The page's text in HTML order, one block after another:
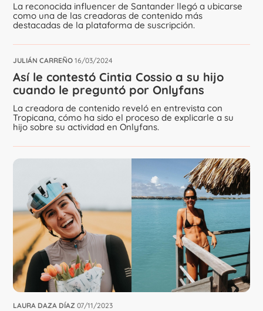
La reconocida influencer de Santander llegó a ubicarse
como una de las creadoras de contenido más
destacadas de la plataforma de suscripción.
JULIÁN CARREÑO 16/03/2024
Así le contestó Cintia Cossio a su hijo
cuando le preguntó por Onlyfans
La creadora de contenido reveló en entrevista con
Tropicana, cómo ha sido el proceso de explicarle a su
hijo sobre su actividad en Onlyfans.
LAURA DAZA DÍAZ 07/11/2023